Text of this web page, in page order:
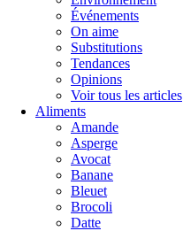
Événements
On aime
Substitutions
Tendances
Opinions
Voir tous les articles
Aliments
Amande
Asperge
Avocat
Banane
Bleuet
Brocoli
Datte